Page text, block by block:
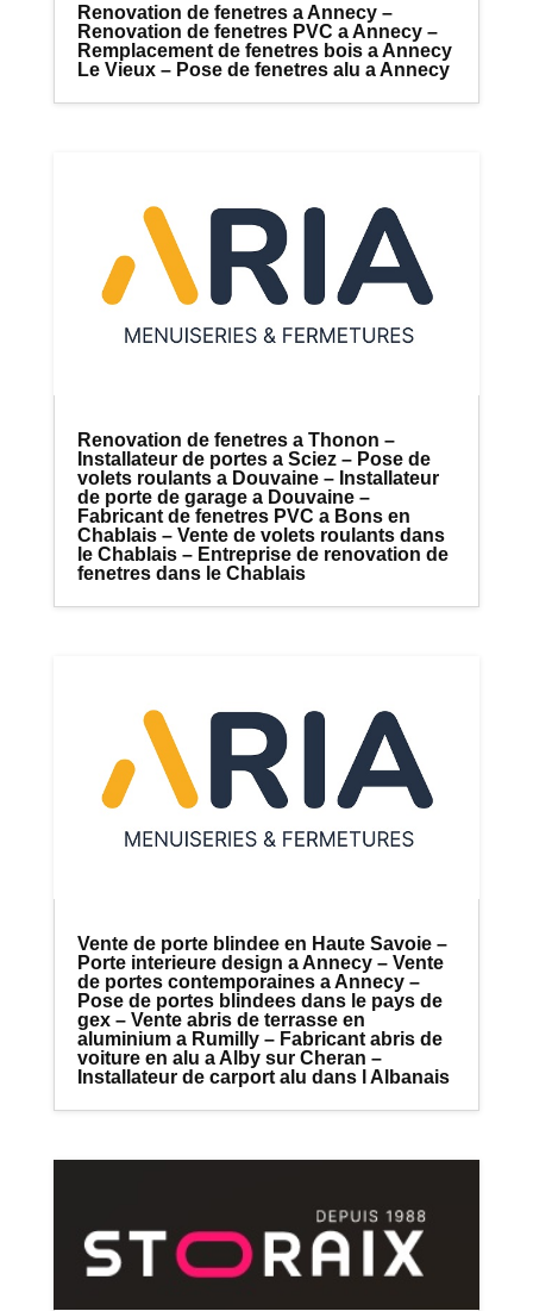
Renovation de fenetres a Annecy –
Renovation de fenetres PVC a Annecy –
Remplacement de fenetres bois a Annecy
Le Vieux – Pose de fenetres alu a Annecy
Renovation de fenetres a Thonon –
Installateur de portes a Sciez – Pose de
volets roulants a Douvaine – Installateur
de porte de garage a Douvaine –
Fabricant de fenetres PVC a Bons en
Chablais – Vente de volets roulants dans
le Chablais – Entreprise de renovation de
fenetres dans le Chablais
Vente de porte blindee en Haute Savoie –
Porte interieure design a Annecy – Vente
de portes contemporaines a Annecy –
Pose de portes blindees dans le pays de
gex – Vente abris de terrasse en
aluminium a Rumilly – Fabricant abris de
voiture en alu a Alby sur Cheran –
Installateur de carport alu dans l Albanais